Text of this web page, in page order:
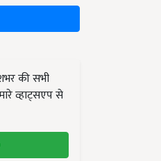
की सभी
व्हाट्सएप से